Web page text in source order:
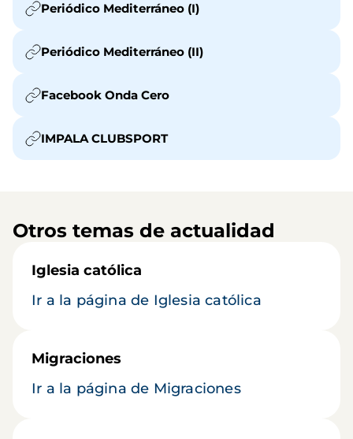
Periódico Mediterráneo (I)
Periódico Mediterráneo (II)
Facebook Onda Cero
IMPALA CLUBSPORT
Otros temas de actualidad
Iglesia católica
Ir a la página de Iglesia católica
Migraciones
Ir a la página de Migraciones